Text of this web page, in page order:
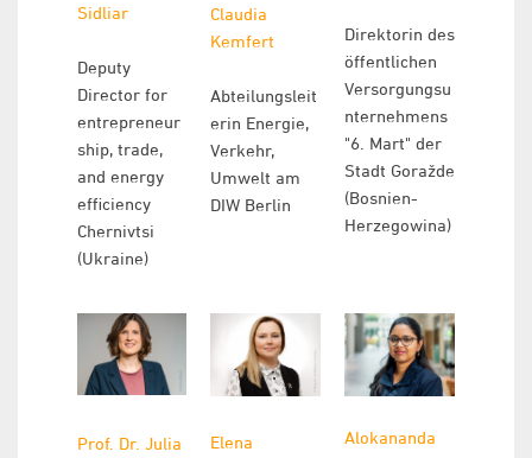
Sidliar
Deputy
Director for
entrepreneur
ship, trade,
and energy
efficiency
Chernivtsi
(Ukraine)
Claudia
Kemfert
Abteilungsleit
erin Energie,
Verkehr,
Umwelt am
DIW Berlin
Direktorin des
öffentlichen
Versorgungsu
nternehmens
"6. Mart" der
Stadt Goražde
(Bosnien-
Herzegowina)
Prof. Dr. Julia
Elena
Alokananda